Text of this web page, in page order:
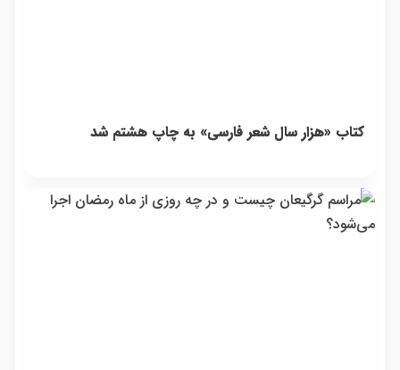
کتاب «هزار سال شعر فارسی» به چاپ هشتم شد